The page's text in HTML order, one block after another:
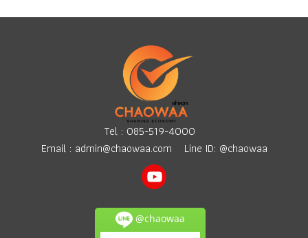
Tel : 085-519-4000
Email : admin@chaowaa.com Line ID: @chaowaa
@chaowaa